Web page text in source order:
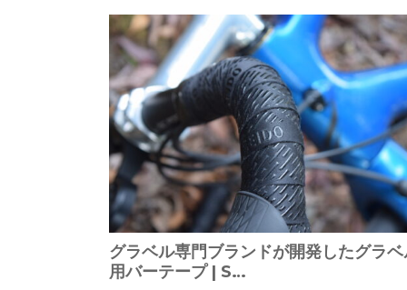
グラベル専門ブランドが開発したグラ
用バーテープ | S…